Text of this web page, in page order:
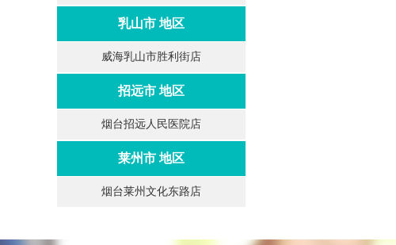
乳山市 地区
威海乳山市胜利街店
招远市 地区
烟台招远人民医院店
莱州市 地区
烟台莱州文化东路店